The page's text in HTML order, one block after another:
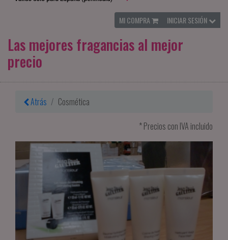
MI COMPRA INICIAR SESIÓN
Las mejores fragancias al mejor
precio
Atrás
Cosmética
* Precios con IVA incluido